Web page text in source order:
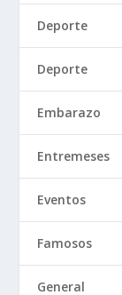
Deporte
Deporte
Embarazo
Entremeses
Eventos
Famosos
General